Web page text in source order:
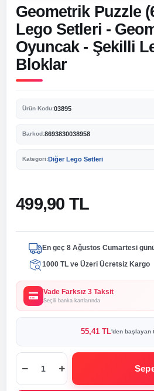
Geometrik Puzzle
Lego Setleri -
Oyuncak - Şekilli
Bloklar
Ürün Kodu:03895
Barkod:8693830038958
Kategori:Diğer Lego Setleri
499,90 TL
En geç 8 Ağustos Cumartesi
1000 TL ve Üzeri Ücretsiz Kargo
Vade Farksız 3 Taksit
Seçili banka kartlarında
55,41 TL'den başlayan